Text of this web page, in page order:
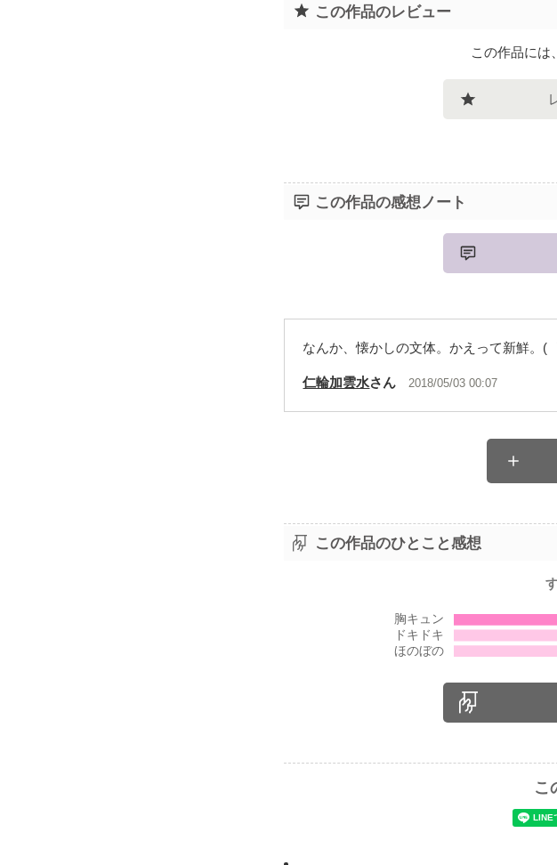
この作品のレビュー
この作品には
この作品の感想ノート
なんか、懐かしの文体。かえって新鮮。(
仁輪加雲水さん 2018/05/03 00:07
この作品のひとこと感想
こ